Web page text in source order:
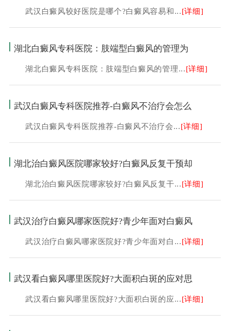
武汉白癜风较好医院是哪个?白癜风容易和...[详细]
湖北白癜风专科医院：肢端型白癜风的管理为
湖北白癜风专科医院：肢端型白癜风的管理...[详细]
武汉白癜风专科医院推荐-白癜风不治疗会怎么
武汉白癜风专科医院推荐-白癜风不治疗会...[详细]
湖北治白癜风医院哪家较好?白癜风反复干预却
湖北治白癜风医院哪家较好?白癜风反复干...[详细]
武汉治疗白癜风哪家医院好?青少年面对白癜风
武汉治疗白癜风哪家医院好?青少年面对白...[详细]
武汉看白癜风哪里医院好?大面积白斑的应对思
武汉看白癜风哪里医院好?大面积白斑的应...[详细]